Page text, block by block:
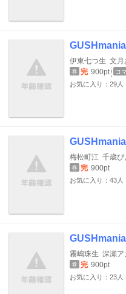
伊東七つ生 文月
巻 完 900pt コマ
お気に入り：29人
梅松町江 千歳ぴ
巻 完 900pt
お気に入り：43人
霧嶋珠生 深瀬ア
巻 完 900pt
お気に入り：23人